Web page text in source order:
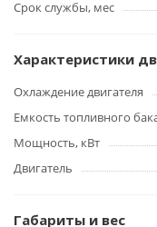
Срок службы, мес
Характеристики
Охлаждение двигателя
Емкость топливного
Мощность, кВт
Двигатель
Габариты и вес